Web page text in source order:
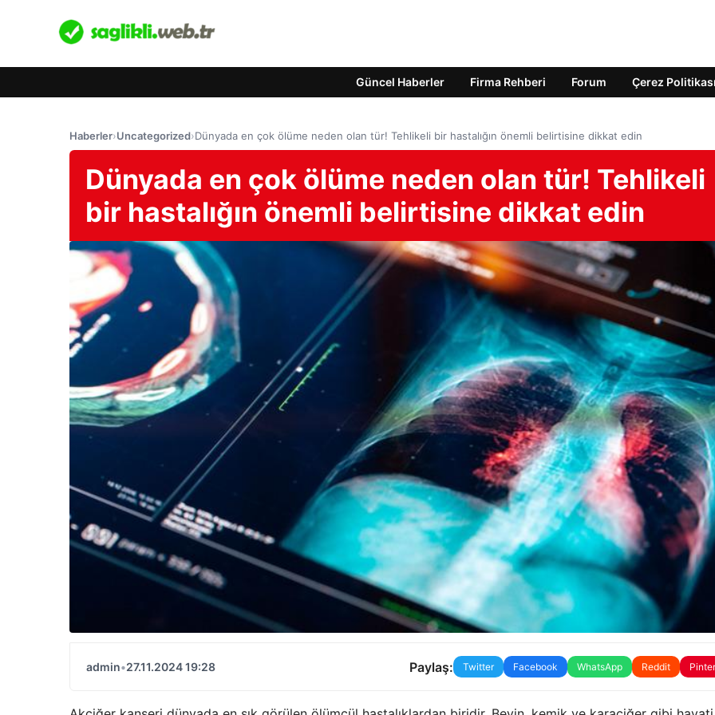
Güncel Haberler Firma Rehberi Forum Çerez Politikası
Haberler›Uncategorized›Dünyada en çok ölüme neden olan tür! Tehlikeli bir hastalığın önemli belirtisine dikkat edin
Dünyada en çok ölüme neden olan tür! Tehlikeli
bir hastalığın önemli belirtisine dikkat edin
admin•27.11.2024 19:28 Paylaş: Twitter Facebook WhatsApp Reddit